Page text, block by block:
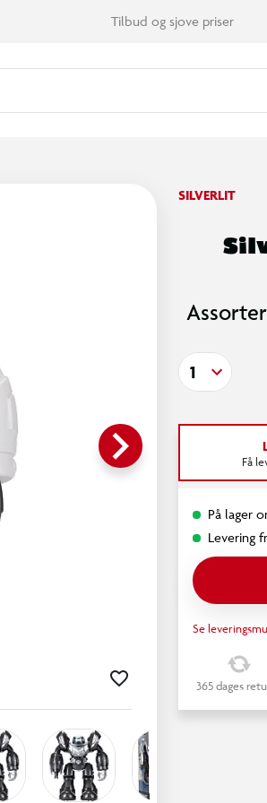
Tilbud og sjove priser
keyboard_arrow_right
SILVERLIT
1
Få
På lager
Levering
Se
365 dages